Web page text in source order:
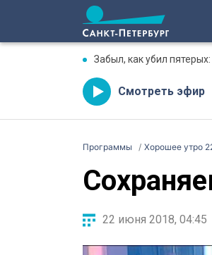
Забыл, как убил
Смотреть эфир
Программы Хорошее утро
22 июня 2018, 04:45